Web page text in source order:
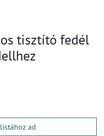
tisztító fedél
ad